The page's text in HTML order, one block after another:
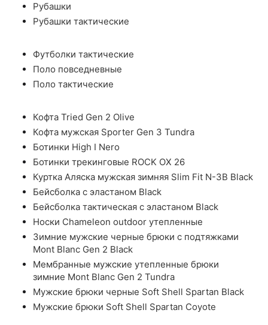
Рубашки
Рубашки тактические
Футболки тактические
Поло повседневные
Поло тактические
Кофта Tried Gen 2 Olive
Кофта мужская Sporter Gen 3 Tundra
Ботинки High I Nero
Ботинки трекинговые ROCK OX 26
Куртка Аляска мужская зимняя Slim Fit N-3B Black
Бейсболка с эластаном Black
Бейсболка тактическая с эластаном Black
Носки Chameleon outdoor утепленные
Зимние мужские черные брюки с подтяжками
Mont Blanc Gen 2 Black
Мембранные мужские утепленные брюки
зимние Mont Blanc Gen 2 Tundra
Мужские брюки черные Soft Shell Spartan Black
Мужские брюки Soft Shell Spartan Coyote